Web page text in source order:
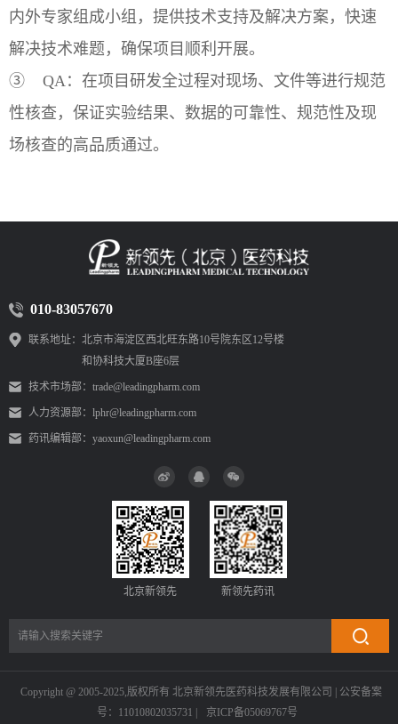
内外专家组成小组，提供技术支持及解决方案，快速
解决技术难题，确保项目顺利开展。
③ QA：在项目研发全过程对现场、文件等进行规范
性核查，保证实验结果、数据的可靠性、规范性及现
场核查的高品质通过。
010-83057670
联系地址： 北京市海淀区西北旺东路10号院东区12号楼
和协科技大厦B座6层
技术市场部： trade@leadingpharm.com
人力资源部： lphr@leadingpharm.com
药讯编辑部： yaoxun@leadingpharm.com
北京新领先 新领先药讯
Copyright @ 2005-2025,版权所有 北京新领先医药科技发展有限公司 | 公安备案
号：11010802035731 |
京ICP备05069767号